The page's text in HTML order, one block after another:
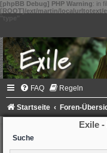
[phpBB Debug] PHP Warning: in
[ROOT]/ext/martin/localurltotext/
FAQ Regeln
Startseite Foren-
Exile
Suche